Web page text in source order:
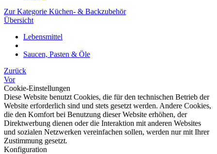
Zur Kategorie Küchen- & Backzubehör
Übersicht
Lebensmittel
Saucen, Pasten & Öle
Zurück
Vor
Cookie-Einstellungen
Diese Website benutzt Cookies, die für den technischen Betrieb der
Website erforderlich sind und stets gesetzt werden. Andere Cookies,
die den Komfort bei Benutzung dieser Website erhöhen, der
Direktwerbung dienen oder die Interaktion mit anderen Websites
und sozialen Netzwerken vereinfachen sollen, werden nur mit Ihrer
Zustimmung gesetzt.
Konfiguration